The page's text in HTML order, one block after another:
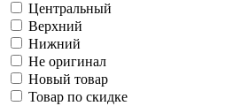
Центральный
Верхний
Нижний
Не оригинал
Новый товар
Товар по скидке